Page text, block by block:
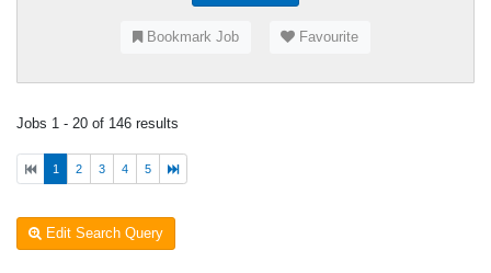
Bookmark Job Favourite
Jobs 1 - 20 of 146 results
1 2 3 4 5
Edit Search Query